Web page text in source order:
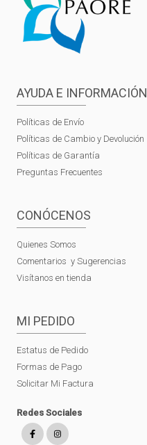
AYUDA E INFORMACIÓN
Políticas de Envío
Políticas de Cambio y Devolución
Políticas de Garantía
Preguntas Frecuentes
CONÓCENOS
Quienes Somos
Comentarios y Sugerencias
Visítanos en tienda
MI PEDIDO
Estatus de Pedido
Formas de Pago
Solicitar Mi Factura
Redes Sociales